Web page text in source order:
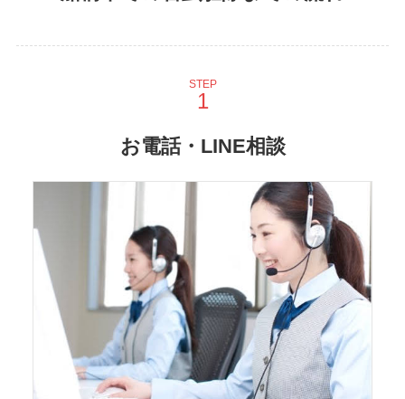
STEP
お電話・LINE相談